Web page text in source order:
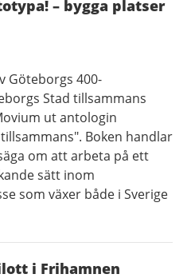
– bygga platser
Göteborgs 400-
Stad tillsammans
ut antologin
Boken handlar
om att arbeta på ett
sätt inom
som växer både i Sverige
i Frihamnen